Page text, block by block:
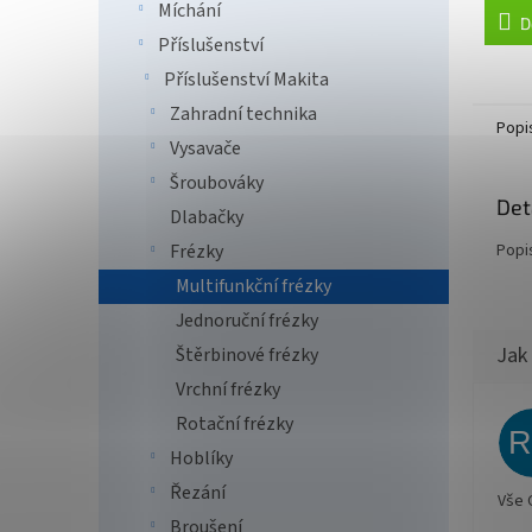
Míchání
Příslušenství
Příslušenství Makita
Zahradní technika
Vysavače
Šroubováky
Dlabačky
Frézky
Multifunkční frézky
Jednoruční frézky
Štěrbinové frézky
Vrchní frézky
Rotační frézky
Hoblíky
Řezání
Vše